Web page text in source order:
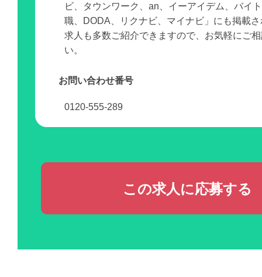
ビ、タウンワーク、an、イーアイデム、バイ
職、DODA、リクナビ、マイナビ」にも掲載
求人も多数ご紹介できますので、お気軽にご
い。
お問い合わせ番号
0120-555-289
この求人に応募する